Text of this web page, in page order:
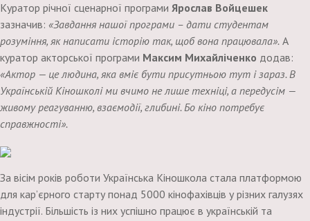
Куратор річної сценарної програми Ярослав Войцешек
зазначив: «Завдання нашої програми – дати студентам
розуміння, як написати історію так, щоб вона працювала». А
куратор акторської програми Максим Михайліченко додав:
«Актор — це людина, яка вміє бути присутньою тут і зараз. В
Українській Кіношколі ми вчимо не лише техніці, а передусім —
живому реагуванню, взаємодії, глибині. Бо кіно потребує
справжності».
За вісім років роботи Українська Кіношкола стала платформою
для кар’єрного старту понад 5000 кінофахівців у різних галузях
індустрії. Більшість із них успішно працює в українській та